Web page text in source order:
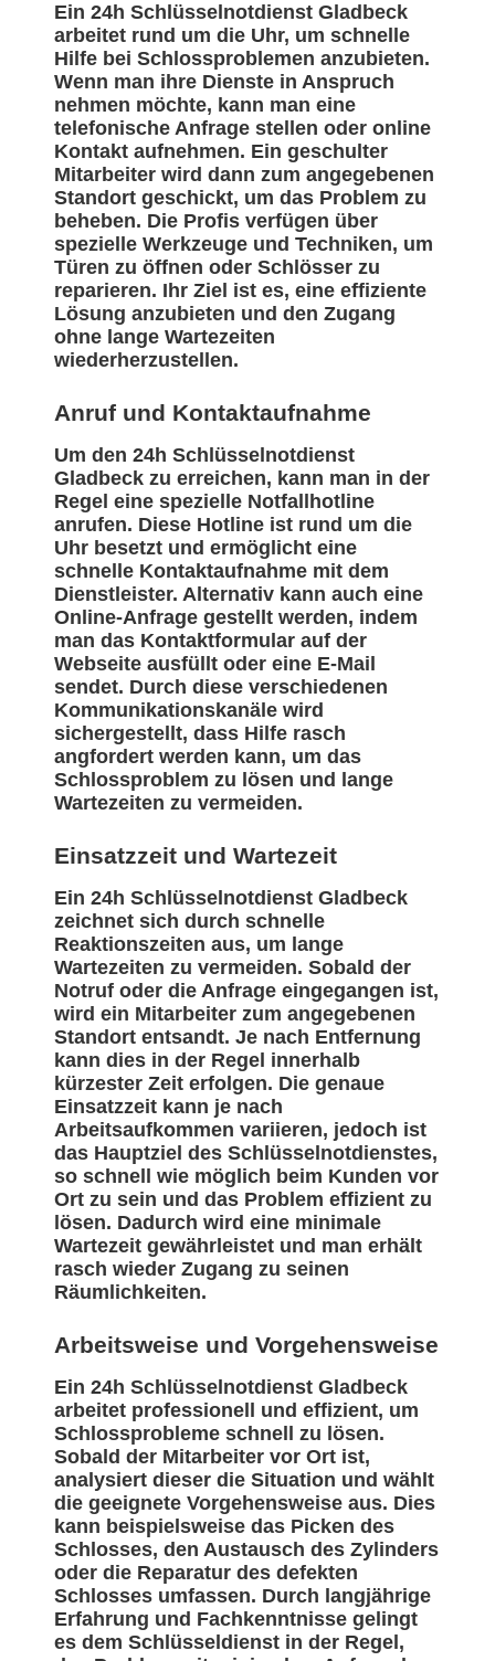
Ein 24h Schlüsselnotdienst Gladbeck
arbeitet rund um die Uhr, um schnelle
Hilfe bei Schlossproblemen anzubieten.
Wenn man ihre Dienste in Anspruch
nehmen möchte, kann man eine
telefonische Anfrage stellen oder online
Kontakt aufnehmen. Ein geschulter
Mitarbeiter wird dann zum angegebenen
Standort geschickt, um das Problem zu
beheben. Die Profis verfügen über
spezielle Werkzeuge und Techniken, um
Türen zu öffnen oder Schlösser zu
reparieren. Ihr Ziel ist es, eine effiziente
Lösung anzubieten und den Zugang
ohne lange Wartezeiten
wiederherzustellen.
Anruf und Kontaktaufnahme
Um den 24h Schlüsselnotdienst
Gladbeck zu erreichen, kann man in der
Regel eine spezielle Notfallhotline
anrufen. Diese Hotline ist rund um die
Uhr besetzt und ermöglicht eine
schnelle Kontaktaufnahme mit dem
Dienstleister. Alternativ kann auch eine
Online-Anfrage gestellt werden, indem
man das Kontaktformular auf der
Webseite ausfüllt oder eine E-Mail
sendet. Durch diese verschiedenen
Kommunikationskanäle wird
sichergestellt, dass Hilfe rasch
angfordert werden kann, um das
Schlossproblem zu lösen und lange
Wartezeiten zu vermeiden.
Einsatzzeit und Wartezeit
Ein 24h Schlüsselnotdienst Gladbeck
zeichnet sich durch schnelle
Reaktionszeiten aus, um lange
Wartezeiten zu vermeiden. Sobald der
Notruf oder die Anfrage eingegangen ist,
wird ein Mitarbeiter zum angegebenen
Standort entsandt. Je nach Entfernung
kann dies in der Regel innerhalb
kürzester Zeit erfolgen. Die genaue
Einsatzzeit kann je nach
Arbeitsaufkommen variieren, jedoch ist
das Hauptziel des Schlüsselnotdienstes,
so schnell wie möglich beim Kunden vor
Ort zu sein und das Problem effizient zu
lösen. Dadurch wird eine minimale
Wartezeit gewährleistet und man erhält
rasch wieder Zugang zu seinen
Räumlichkeiten.
Arbeitsweise und Vorgehensweise
Ein 24h Schlüsselnotdienst Gladbeck
arbeitet professionell und effizient, um
Schlossprobleme schnell zu lösen.
Sobald der Mitarbeiter vor Ort ist,
analysiert dieser die Situation und wählt
die geeignete Vorgehensweise aus. Dies
kann beispielsweise das Picken des
Schlosses, den Austausch des Zylinders
oder die Reparatur des defekten
Schlosses umfassen. Durch langjährige
Erfahrung und Fachkenntnisse gelingt
es dem Schlüsseldienst in der Regel,